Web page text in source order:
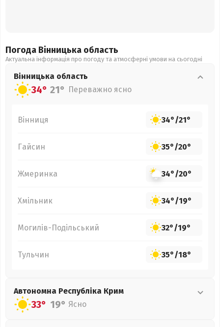
Погода Вінницька область
Актуальна інформація про погоду та атмосферні умови на сьогодні
Вінницька область
34° 21° Переважно ясно
Вінниця 34°/21°
Гайсин 35°/20°
Жмеринка 34°/20°
Хмільник 34°/19°
Могилів-Подільський 32°/19°
Тульчин 35°/18°
Автономна Республіка Крим
33° 19° Ясно